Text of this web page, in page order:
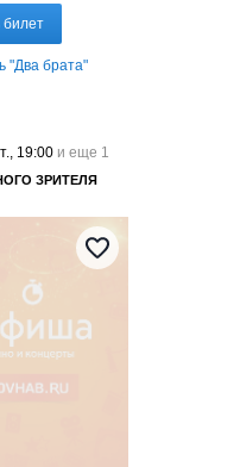
билет
"Два брата"
19:00 и еще 1
ЗРИТЕЛЯ